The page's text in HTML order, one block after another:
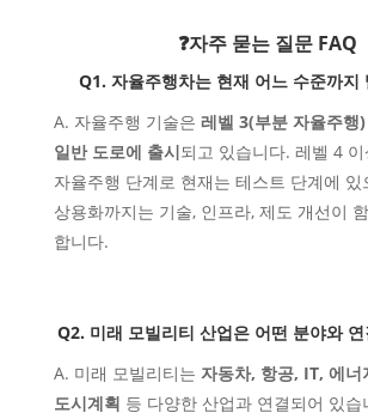
❓자주 묻는 질문 FAQ
Q1. 자율주행차는 현재 어느 수준까지
A. 자율주행 기술은 레벨 3(부분 자율주행
일반 도로에 출시되고 있습니다. 레벨 4
자율주행 단계로 현재는 테스트 단계에 있
상용화까지는 기술, 인프라, 제도 개선이
합니다.
Q2. 미래 모빌리티 산업은 어떤 분야와
A. 미래 모빌리티는 자동차, 항공, IT, 에너
도시계획 등 다양한 산업과 연결되어 있습